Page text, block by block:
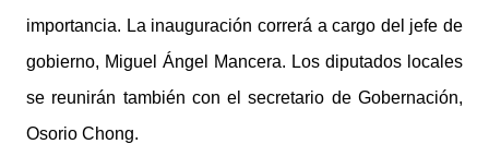
importancia. La inauguración correrá a cargo del jefe de
gobierno, Miguel Ángel Mancera. Los diputados locales
se reunirán también con el secretario de Gobernación,
Osorio Chong.